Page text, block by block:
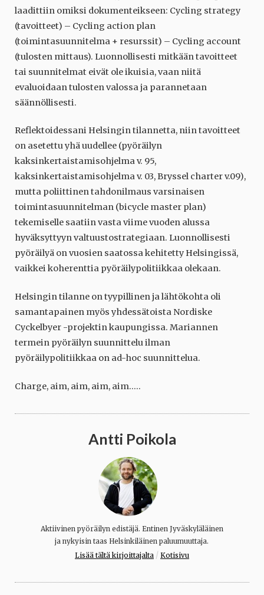
laadittiin omiksi dokumenteikseen: Cycling strategy
(tavoitteet) – Cycling action plan
(toimintasuunnitelma + resurssit) – Cycling account
(tulosten mittaus). Luonnollisesti mitkään tavoitteet
tai suunnitelmat eivät ole ikuisia, vaan niitä
evaluoidaan tulosten valossa ja parannetaan
säännöllisesti.
Reflektoidessani Helsingin tilannetta, niin tavoitteet
on asetettu yhä uudellee (pyöräilyn
kaksinkertaistamisohjelma v. 95,
kaksinkertaistamisohjelma v. 03, Bryssel charter v.09),
mutta poliittinen tahdonilmaus varsinaisen
toimintasuunnitelman (bicycle master plan)
tekemiselle saatiin vasta viime vuoden alussa
hyväksyttyyn valtuustostrategiaan. Luonnollisesti
pyöräilyä on vuosien saatossa kehitetty Helsingissä,
vaikkei koherenttia pyöräilypolitiikkaa olekaan.
Helsingin tilanne on tyypillinen ja lähtökohta oli
samantapainen myös yhdessätoista Nordiske
Cyckelbyer -projektin kaupungissa. Mariannen
termein pyöräilyn suunnittelu ilman
pyöräilypolitiikkaa on ad-hoc suunnittelua.
Charge, aim, aim, aim, aim…..
Antti Poikola
Aktiivinen pyöräilyn edistäjä. Entinen Jyväskyläläinen
ja nykyisin taas Helsinkiläinen paluumuuttaja.
Lisää tältä kirjoittajalta / Kotisivu